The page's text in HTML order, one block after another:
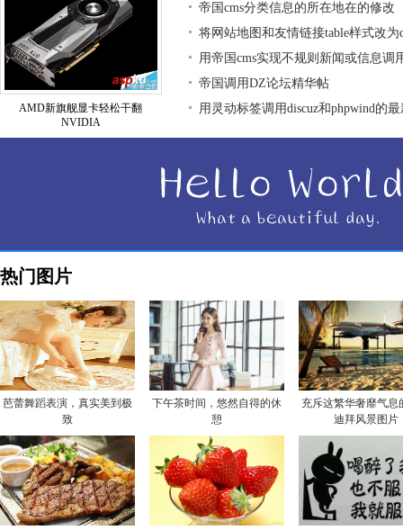
AMD新旗舰显卡轻松干翻
NVIDIA
帝国cms分类信息的所在地在的修改
将网站地图和友情链接table样式改为
用帝国cms实现不规则新闻或信息调
帝国调用DZ论坛精华帖
用灵动标签调用discuz和phpwind的
热门图片
芭蕾舞蹈表演，真实美到极
致
下午茶时间，悠然自得的休
憩
充斥这繁华奢靡气息
迪拜风景图片